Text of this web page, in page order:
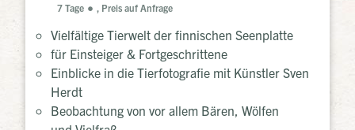
7 Tage , Preis auf Anfrage
Vielfältige Tierwelt der finnischen Seenplatte
für Einsteiger & Fortgeschrittene
Einblicke in die Tierfotografie mit Künstler Sven
Herdt
Beobachtung von vor allem Bären, Wölfen